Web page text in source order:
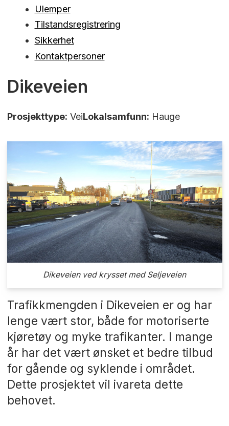
Ulemper
Tilstandsregistrering
Sikkerhet
Kontaktpersoner
Dikeveien
Prosjekttype: VeiLokalsamfunn: Hauge
Dikeveien ved krysset med Seljeveien
Trafikkmengden i Dikeveien er og har
lenge vært stor, både for motoriserte
kjøretøy og myke trafikanter. I mange
år har det vært ønsket et bedre tilbud
for gående og syklende i området.
Dette prosjektet vil ivareta dette
behovet.